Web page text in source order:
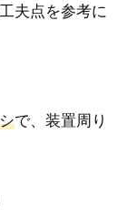
夫点を参考に
で、装置周り